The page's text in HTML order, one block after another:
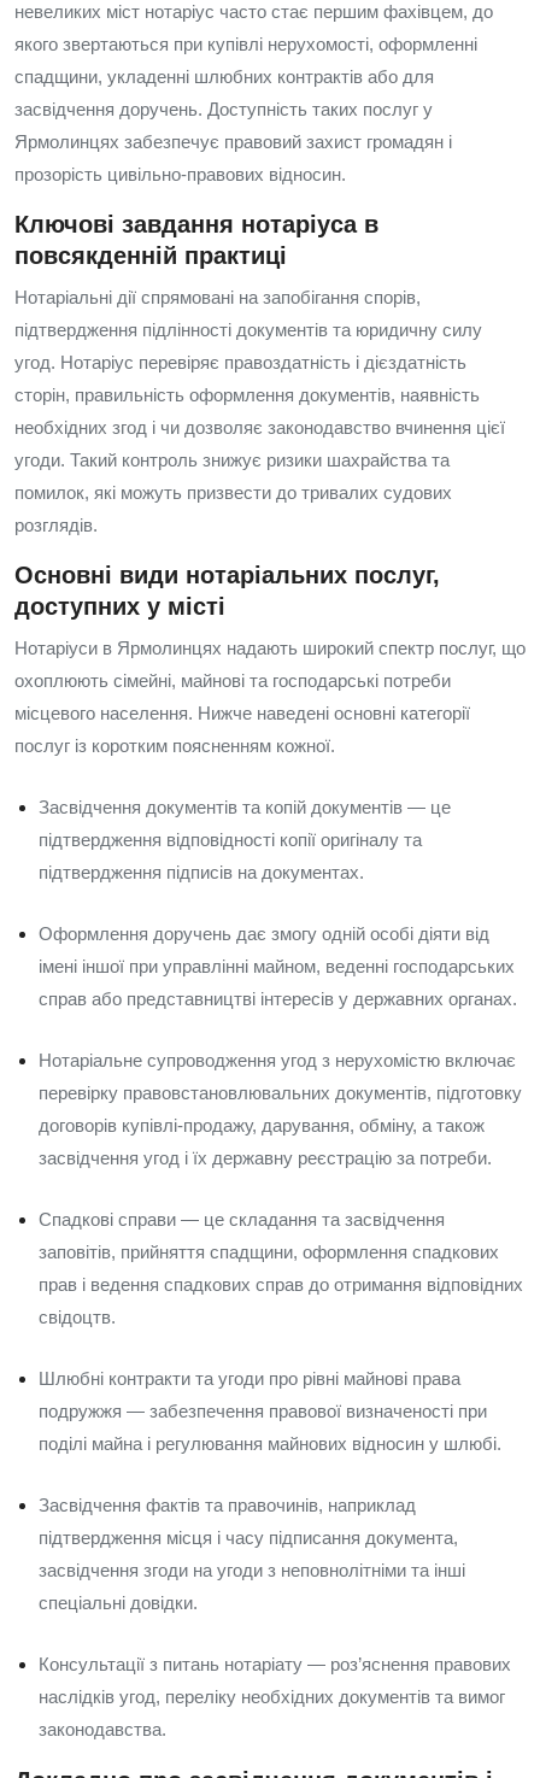
невеликих міст нотаріус часто стає першим фахівцем, до
якого звертаються при купівлі нерухомості, оформленні
спадщини, укладенні шлюбних контрактів або для
засвідчення доручень. Доступність таких послуг у
Ярмолинцях забезпечує правовий захист громадян і
прозорість цивільно‑правових відносин.
Ключові завдання нотаріуса в
повсякденній практиці
Нотаріальні дії спрямовані на запобігання спорів,
підтвердження підлінності документів та юридичну силу
угод. Нотаріус перевіряє правоздатність і дієздатність
сторін, правильність оформлення документів, наявність
необхідних згод і чи дозволяє законодавство вчинення цієї
угоди. Такий контроль знижує ризики шахрайства та
помилок, які можуть призвести до тривалих судових
розглядів.
Основні види нотаріальних послуг,
доступних у місті
Нотаріуси в Ярмолинцях надають широкий спектр послуг, що
охоплюють сімейні, майнові та господарські потреби
місцевого населення. Нижче наведені основні категорії
послуг із коротким поясненням кожної.
Засвідчення документів та копій документів — це
підтвердження відповідності копії оригіналу та
підтвердження підписів на документах.
Оформлення доручень дає змогу одній особі діяти від
імені іншої при управлінні майном, веденні господарських
справ або представництві інтересів у державних органах.
Нотаріальне супроводження угод з нерухомістю включає
перевірку правовстановлювальних документів, підготовку
договорів купівлі‑продажу, дарування, обміну, а також
засвідчення угод і їх державну реєстрацію за потреби.
Спадкові справи — це складання та засвідчення
заповітів, прийняття спадщини, оформлення спадкових
прав і ведення спадкових справ до отримання відповідних
свідоцтв.
Шлюбні контракти та угоди про рівні майнові права
подружжя — забезпечення правової визначеності при
поділі майна і регулювання майнових відносин у шлюбі.
Засвідчення фактів та правочинів, наприклад
підтвердження місця і часу підписання документа,
засвідчення згоди на угоди з неповнолітніми та інші
спеціальні довідки.
Консультації з питань нотаріату — роз’яснення правових
наслідків угод, переліку необхідних документів та вимог
законодавства.